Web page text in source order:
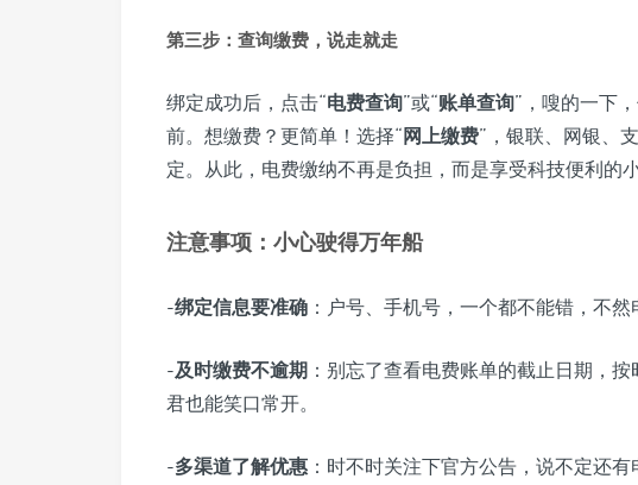
第三步：查询缴费，说走就走
绑定成功后，点击“电费查询”或“账单查询”，嗖的一下
前。想缴费？更简单！选择“网上缴费”，银联、网银、
定。从此，电费缴纳不再是负担，而是享受科技便利的
注意事项：小心驶得万年船
-绑定信息要准确 ：户号、手机号，一个都不能错，不
-及时缴费不逾期 ：别忘了查看电费账单的截止日期，
君也能笑口常开。
-多渠道了解优惠 ：时不时关注下官方公告，说不定还